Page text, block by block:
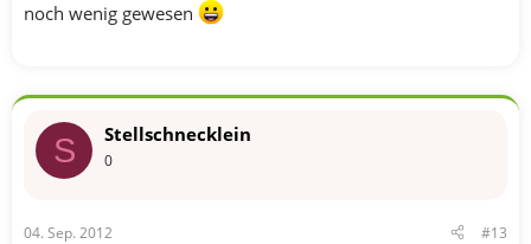
noch wenig gewesen
S Stellschnecklein
0
04. Sep. 2012 #13